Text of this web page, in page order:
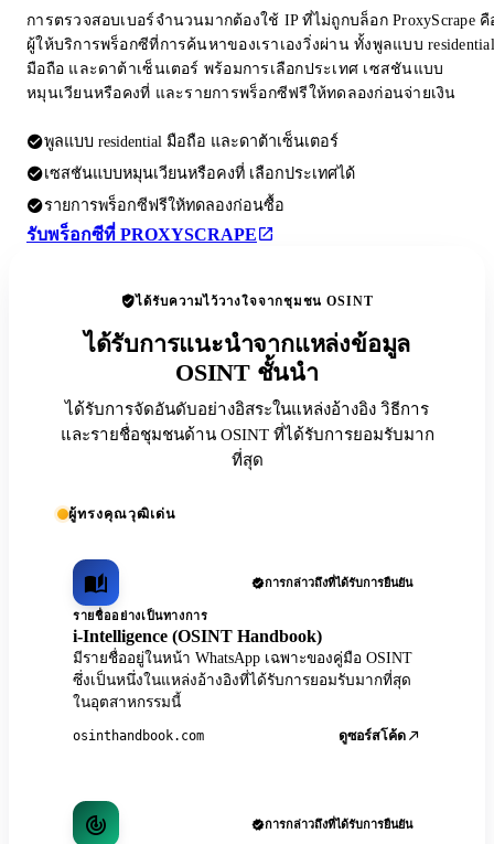
การตรวจสอบเบอร์จำนวนมากต้องใช้ IP ที่ไม่ถูกบล็อก ProxyScrape คื
ผู้ให้บริการพร็อกซีที่การค้นหาของเราเองวิ่งผ่าน ทั้งพูลแบบ residential
มือถือ และดาต้าเซ็นเตอร์ พร้อมการเลือกประเทศ เซสชันแบบ
หมุนเวียนหรือคงที่ และรายการพร็อกซีฟรีให้ทดลองก่อนจ่ายเงิน
พูลแบบ residential มือถือ และดาต้าเซ็นเตอร์
เซสชันแบบหมุนเวียนหรือคงที่ เลือกประเทศได้
รายการพร็อกซีฟรีให้ทดลองก่อนซื้อ
รับพร็อกซีที่ PROXYSCRAPE
ได้รับความไว้วางใจจากชุมชน OSINT
ได้รับการแนะนำจากแหล่งข้อมูล
OSINT ชั้นนำ
ได้รับการจัดอันดับอย่างอิสระในแหล่งอ้างอิง วิธีการ
และรายชื่อชุมชนด้าน OSINT ที่ได้รับการยอมรับมาก
ที่สุด
ผู้ทรงคุณวุฒิเด่น
การกล่าวถึงที่ได้รับการยืนยัน
รายชื่ออย่างเป็นทางการ
i-Intelligence (OSINT Handbook)
มีรายชื่ออยู่ในหน้า WhatsApp เฉพาะของคู่มือ OSINT
ซึ่งเป็นหนึ่งในแหล่งอ้างอิงที่ได้รับการยอมรับมากที่สุด
ในอุตสาหกรรมนี้
osinthandbook.com ดูซอร์สโค้ด
การกล่าวถึงที่ได้รับการยืนยัน